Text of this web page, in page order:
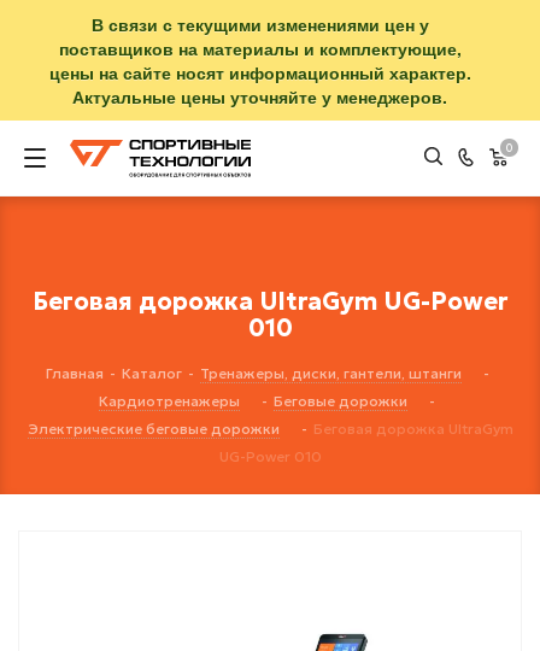
В связи с текущими изменениями цен у
поставщиков на материалы и комплектующие,
цены на сайте носят информационный характер.
Актуальные цены уточняйте у менеджеров.
0
Беговая дорожка UltraGym UG-Power
010
Главная - Каталог - Тренажеры, диски, гантели, штанги
-
Кардиотренажеры
- Беговые дорожки
-
Электрические беговые дорожки
- Беговая дорожка UltraGym
UG-Power 010